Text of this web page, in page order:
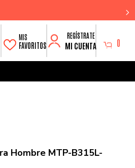
FAVORITOS MI CUENTA 0
Hombre MTP-B315L-